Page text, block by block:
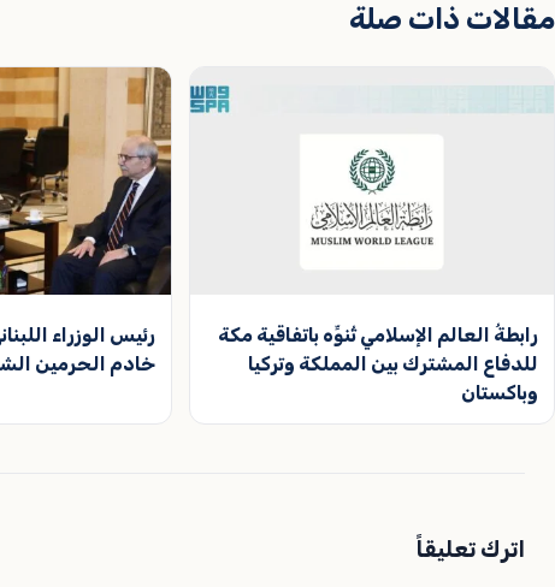
مقالات ذات صلة
رابطةُ العالم الإسلامي تُنوِّه باتفاقية مكة
للدفاع المشترك بين المملكة وتركيا
وباكستان
رئيس الوزراء
خادم الحرمين
اترك تعليقاً